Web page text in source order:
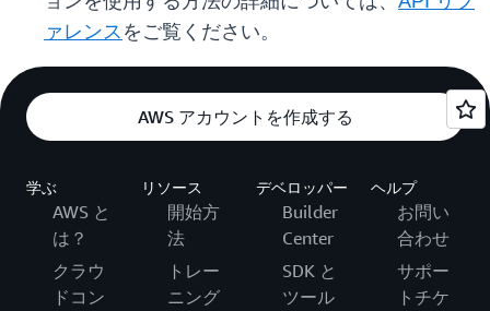
ァレンス をご覧ください。
AWS アカウントを作成する
学ぶ
AWS と
は？
クラウ
ドコン
リソース
開始方
法
トレー
ニング
デベロッパー
Builder
Center
SDK と
ツール
ヘルプ
お問い
合わせ
サポー
トチケ